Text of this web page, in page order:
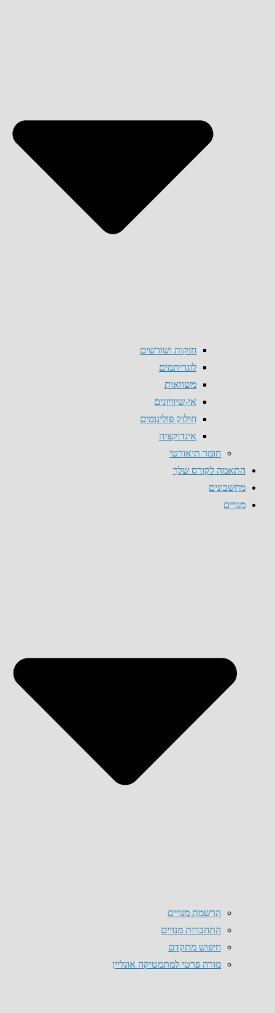
חזקות ושורשים
לוגריתמים
משוואות
אי-שיוויונים
חילוק פולינומים
אינדוקציה
חומר תיאורטי
התאמה לקורס שלך
מחשבונים
מנויים
הרשמת מנויים
התחברות מנויים
חיפוש מתקדם
מורה פרטי למתמטיקה אונליין